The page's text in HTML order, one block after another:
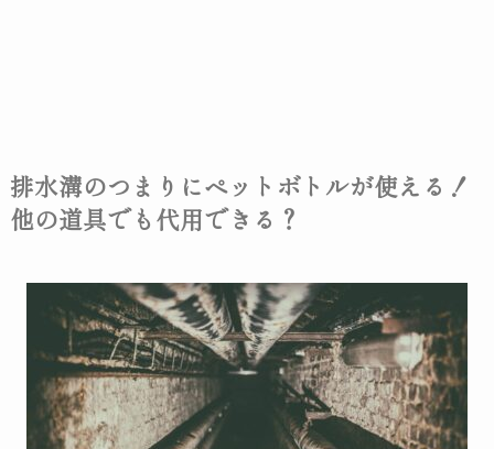
排水溝のつまりにペットボトルが使える！
他の道具でも代用できる？